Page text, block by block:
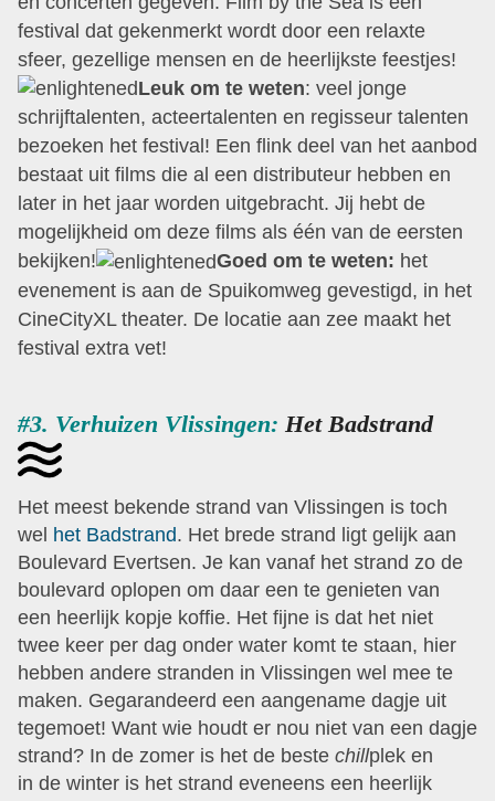
festival dat gekenmerkt wordt door een relaxte
sfeer, gezellige mensen en de heerlijkste feestjes!
Leuk om te weten: veel jonge
schrijftalenten, acteertalenten en regisseur talenten
bezoeken het festival! Een flink deel van het aanbod
bestaat uit films die al een distributeur hebben en
later in het jaar worden uitgebracht. Jij hebt de
mogelijkheid om deze films als één van de eersten
bekijken!
Goed om te weten: het
evenement is aan de Spuikomweg gevestigd, in het
CineCityXL theater. De locatie aan zee maakt het
festival extra vet!
#3. Verhuizen Vlissingen: Het Badstrand
Het meest bekende strand van Vlissingen is toch
wel het Badstrand. Het brede strand ligt gelijk aan
Boulevard Evertsen. Je kan vanaf het strand zo de
boulevard oplopen om daar een te genieten van
een heerlijk kopje koffie. Het fijne is dat het niet
twee keer per dag onder water komt te staan, hier
hebben andere stranden in Vlissingen wel mee te
maken. Gegarandeerd een aangename dagje uit
tegemoet! Want wie houdt er nou niet van een dagje
strand? In de zomer is het de beste chillplek en
in de winter is het strand eveneens een heerlijk